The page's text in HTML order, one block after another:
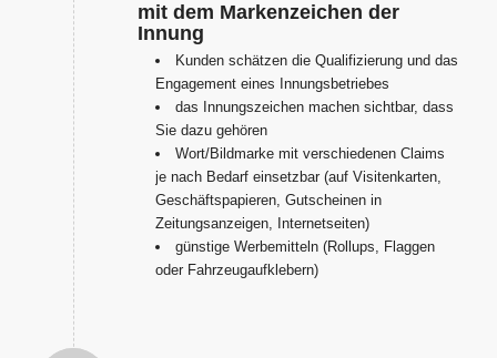
mit dem Markenzeichen der
Innung
Kunden schätzen die Qualifizierung und das
Engagement eines Innungsbetriebes
das Innungszeichen machen sichtbar, dass
Sie dazu gehören
Wort/Bildmarke mit verschiedenen Claims
je nach Bedarf einsetzbar (auf Visitenkarten,
Geschäftspapieren, Gutscheinen in
Zeitungsanzeigen, Internetseiten)
günstige Werbemitteln (Rollups, Flaggen
oder Fahrzeugaufklebern)